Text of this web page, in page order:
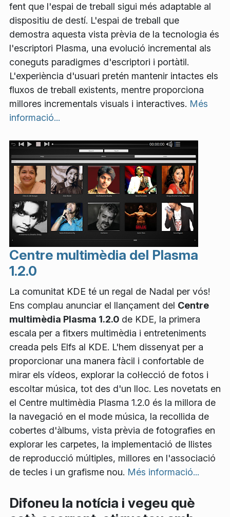
fent que l'espai de treball sigui més adaptable al
dispositiu de destí. L'espai de treball que
demostra aquesta vista prèvia de la tecnologia és
l'escriptori Plasma, una evolució incremental als
coneguts paradigmes d'escriptori i portàtil.
L'experiència d'usuari pretén mantenir intactes els
fluxos de treball existents, mentre proporciona
millores incrementals visuals i interactives. Més
informació...
Centre multimèdia del Plasma
1.2.0
La comunitat KDE té un regal de Nadal per vós!
Ens complau anunciar el llançament del Centre
multimèdia Plasma 1.2.0 de KDE, la primera
escala per a fitxers multimèdia i entreteniments
creada pels Elfs al KDE. L'hem dissenyat per a
proporcionar una manera fàcil i confortable de
mirar els vídeos, explorar la col·lecció de fotos i
escoltar música, tot des d'un lloc. Les novetats en
el Centre multimèdia Plasma 1.2.0 és la millora de
la navegació en el mode música, la recollida de
cobertes d'àlbums, vista prèvia de fotografies en
explorar les carpetes, la implementació de llistes
de reproducció múltiples, millores en l'associació
de tecles i un grafisme nou. Més informació...
Difoneu la notícia i vegeu què